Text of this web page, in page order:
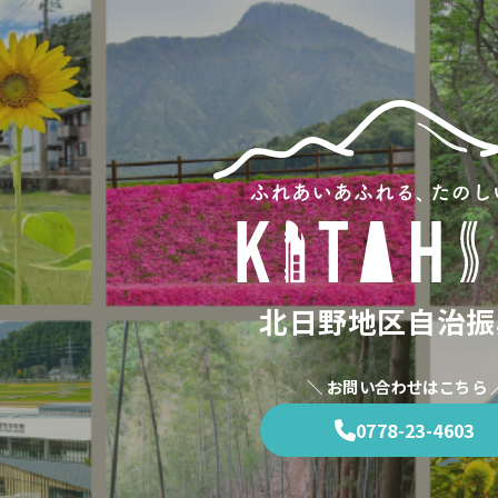
北日野地区自治
＼ お問い合わせはこちら
0778-23-4603